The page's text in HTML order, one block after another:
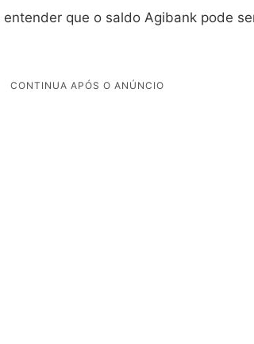
que o saldo Agibank pode